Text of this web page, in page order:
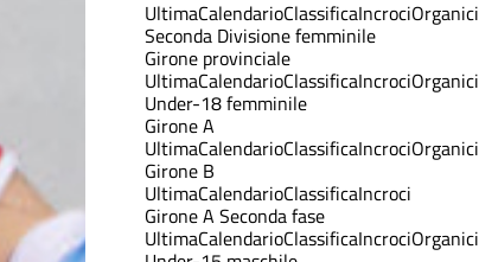
UltimaCalendarioClassificaIncrociOrganici
Seconda Divisione femminile
Girone provinciale
UltimaCalendarioClassificaIncrociOrganici
Under-18 femminile
Girone A
UltimaCalendarioClassificaIncrociOrganici
Girone B
UltimaCalendarioClassificaIncroci
Girone A Seconda fase
UltimaCalendarioClassificaIncrociOrganici